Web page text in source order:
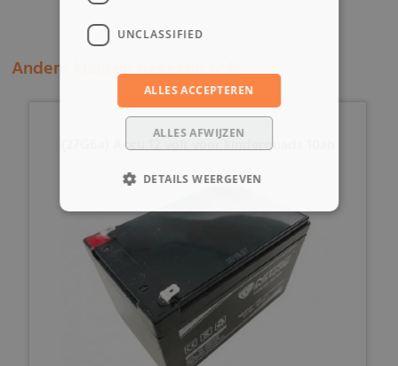
Andere klanten bekeken ook:
(27G6a) Accu 12 volt voor kinderquads 10ah
UNCLASSIFIED
ALLES ACCEPTEREN
ALLES AFWIJZEN
DETAILS WEERGEVEN